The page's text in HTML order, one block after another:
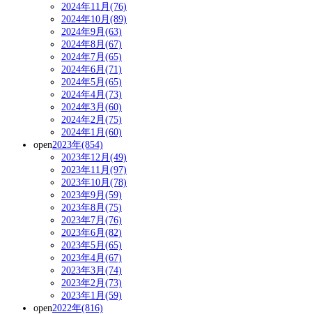
2024年11月(76)
2024年10月(89)
2024年9月(63)
2024年8月(67)
2024年7月(65)
2024年6月(71)
2024年5月(65)
2024年4月(73)
2024年3月(60)
2024年2月(75)
2024年1月(60)
open2023年(854)
2023年12月(49)
2023年11月(97)
2023年10月(78)
2023年9月(59)
2023年8月(75)
2023年7月(76)
2023年6月(82)
2023年5月(65)
2023年4月(67)
2023年3月(74)
2023年2月(73)
2023年1月(59)
open2022年(816)